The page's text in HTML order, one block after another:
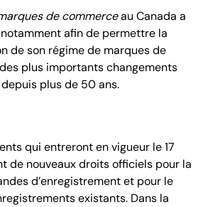
de commerceau Canada a
afin de permettre la
de son régime de marques de
plus importants changements
plus de 50 ans.
qui entreront en vigueur le 17
de nouveaux droits officiels pour la
d’enregistrement et pour le
existants. Dans la